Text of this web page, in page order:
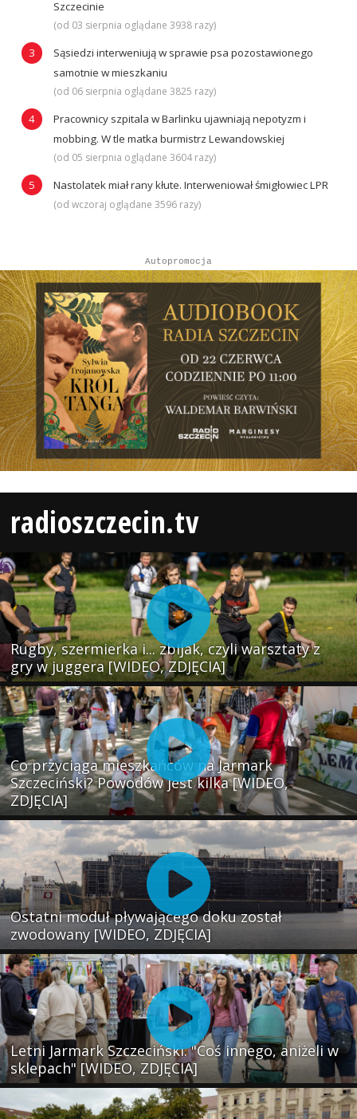
Szczecinie
(od 03 sierpnia oglądane 3938 razy)
Sąsiedzi interweniują w sprawie psa pozostawionego
samotnie w mieszkaniu
(od 06 sierpnia oglądane 3825 razy)
Pracownicy szpitala w Barlinku ujawniają nepotyzm i
mobbing. W tle matka burmistrz Lewandowskiej
(od 05 sierpnia oglądane 3604 razy)
Nastolatek miał rany kłute. Interweniował śmigłowiec LPR
(od wczoraj oglądane 3596 razy)
Autopromocja
radioszczecin.tv
Rugby, szermierka i... zbijak, czyli warsztaty z
gry w juggera [WIDEO, ZDJĘCIA]
Co przyciąga mieszkańców na Jarmark
Szczeciński? Powodów jest kilka [WIDEO,
ZDJĘCIA]
Ostatni moduł pływającego doku został
zwodowany [WIDEO, ZDJĘCIA]
Letni Jarmark Szczeciński. "Coś innego, aniżeli w
sklepach" [WIDEO, ZDJĘCIA]